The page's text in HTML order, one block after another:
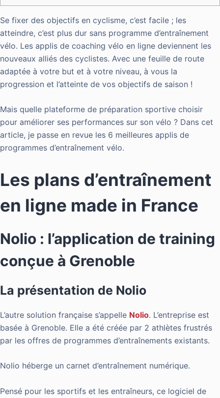
Se fixer des objectifs en cyclisme, c’est facile ; les
atteindre, c’est plus dur sans programme d’entraînement
vélo. Les applis de coaching vélo en ligne deviennent les
nouveaux alliés des cyclistes. Avec une feuille de route
adaptée à votre but et à votre niveau, à vous la
progression et l’atteinte de vos objectifs de saison !
Mais quelle plateforme de préparation sportive choisir
pour améliorer ses performances sur son vélo ? Dans cet
article, je passe en revue les 6 meilleures applis de
programmes d’entraînement vélo.
Les plans d’entraînement
en ligne made in France
Nolio : l’application de training
conçue à Grenoble
La présentation de Nolio
L’autre solution française s’appelle Nolio. L’entreprise est
basée à Grenoble. Elle a été créée par 2 athlètes frustrés
par les offres de programmes d’entraînements existants.
Nolio héberge un carnet d’entraînement numérique.
Pensé pour les sportifs et les entraîneurs, ce logiciel de